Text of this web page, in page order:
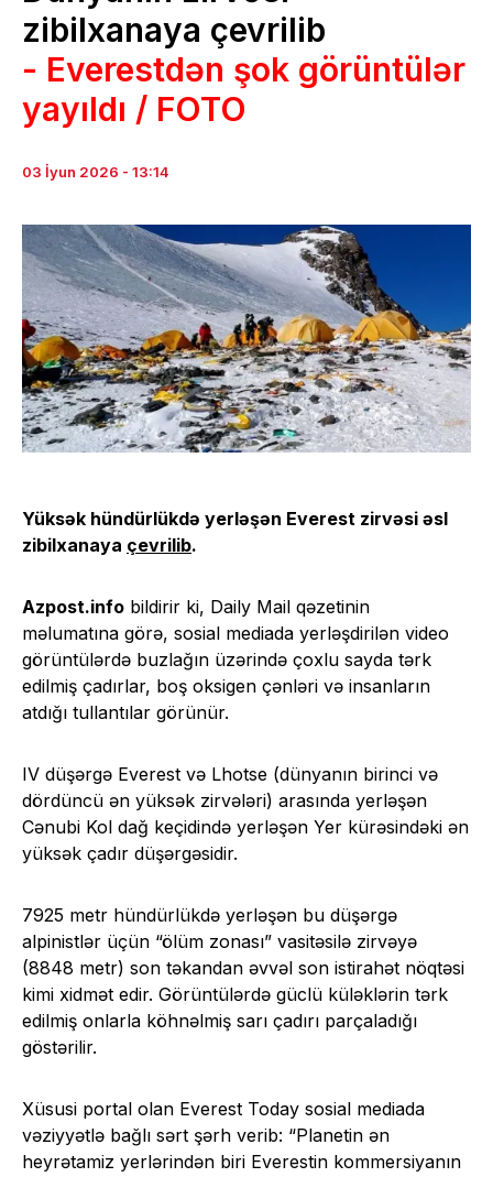
zibilxanaya çevrilib
- Everestdən şok görüntülər
yayıldı / FOTO
03 İyun 2026 - 13:14
Yüksək hündürlükdə yerləşən Everest zirvəsi əsl
zibilxanaya çevrilib.
Azpost.info bildirir ki, Daily Mail qəzetinin
məlumatına görə, sosial mediada yerləşdirilən video
görüntülərdə buzlağın üzərində çoxlu sayda tərk
edilmiş çadırlar, boş oksigen çənləri və insanların
atdığı tullantılar görünür.
IV düşərgə Everest və Lhotse (dünyanın birinci və
dördüncü ən yüksək zirvələri) arasında yerləşən
Cənubi Kol dağ keçidində yerləşən Yer kürəsindəki ən
yüksək çadır düşərgəsidir.
7925 metr hündürlükdə yerləşən bu düşərgə
alpinistlər üçün “ölüm zonası” vasitəsilə zirvəyə
(8848 metr) son təkandan əvvəl son istirahət nöqtəsi
kimi xidmət edir. Görüntülərdə güclü küləklərin tərk
edilmiş onlarla köhnəlmiş sarı çadırı parçaladığı
göstərilir.
Xüsusi portal olan Everest Today sosial mediada
vəziyyətlə bağlı sərt şərh verib: “Planetin ən
heyrətamiz yerlərindən biri Everestin kommersiyanın